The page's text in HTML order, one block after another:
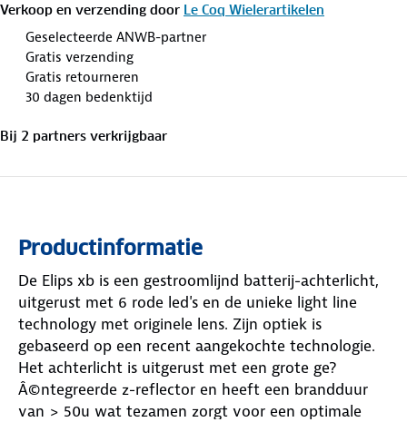
Verkoop en verzending door Le Coq Wielerartikelen
Geselecteerde ANWB-partner
Gratis verzending
Gratis retourneren
30 dagen bedenktijd
Bij 2 partners verkrijgbaar
Productinformatie
De Elips xb is een gestroomlijnd batterij-achterlicht,
uitgerust met 6 rode led's en de unieke light line
technology met originele lens. Zijn optiek is
gebaseerd op een recent aangekochte technologie.
Het achterlicht is uitgerust met een grote ge?
Â©ntegreerde z-reflector en heeft een brandduur
van > 50u wat tezamen zorgt voor een optimale